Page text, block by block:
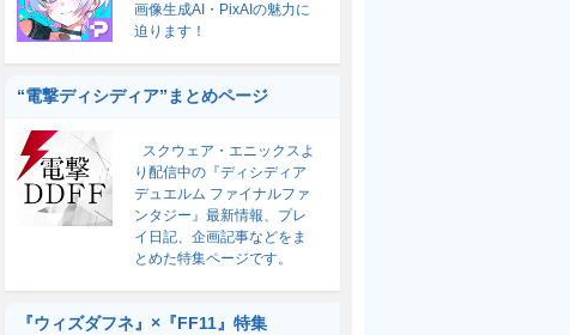
画像生成AI・PixAIの魅力に
迫ります！
“電撃ディシディア”まとめページ
スクウェア・エニックスよ
り配信中の『ディシディア
デュエルム ファイナルファ
ンタジー』最新情報、プレ
イ日記、企画記事などをま
とめた特集ページです。
『ウィズダフネ』×『FF11』特集